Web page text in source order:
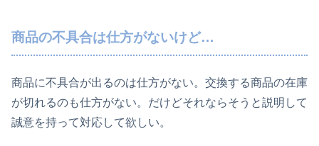
商品の不具合は仕方がないけど…
商品に不具合が出るのは仕方がない。交換する商品の在庫
が切れるのも仕方がない。だけどそれならそうと説明して
誠意を持って対応して欲しい。